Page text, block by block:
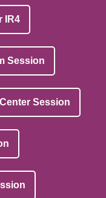
IR4
Session
Session